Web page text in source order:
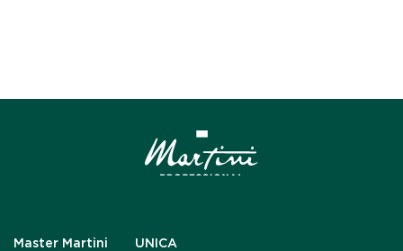
Master Martini
UNICA